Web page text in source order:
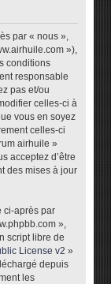
par « nous »,
»),
conditions
responsable
pas et/ou
celles-ci à
vous en soyez
celles-ci
airhuile »
acceptez d’être
des mises à jour
ci-après par
»,
script libre de
License v2 »
depuis
les